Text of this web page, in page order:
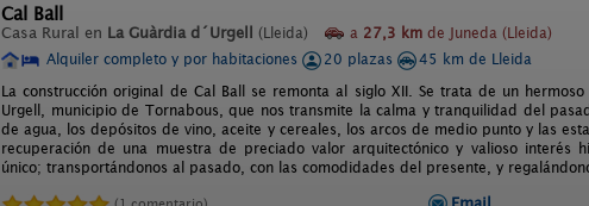
Cal Ball
Casa Rural en La Guàrdia d´Urgell (Lleida) a 27,3 km de Juneda (Lleida)
Alquiler completo y por habitaciones
20 plazas
45 km de Lleida
La construcción original de Cal Ball se remonta al siglo XII. Se trata de un
Urgell, municipio de Tornabous, que nos transmite la calma y tranquilidad del
de agua, los depósitos de vino, aceite y cereales, los arcos de medio punto y las
recuperación de una muestra de preciado valor arquitectónico y valioso interés
único; transportándonos al pasado, con las comodidades del presente, y
Email